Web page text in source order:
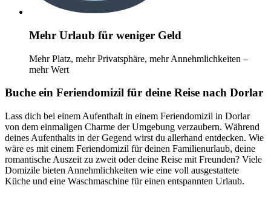
Mehr Urlaub für weniger Geld
Mehr Platz, mehr Privatsphäre, mehr Annehmlichkeiten –
mehr Wert
Buche ein Feriendomizil für deine Reise nach Dorlar
Lass dich bei einem Aufenthalt in einem Feriendomizil in Dorlar
von dem einmaligen Charme der Umgebung verzaubern. Während
deines Aufenthalts in der Gegend wirst du allerhand entdecken. Wie
wäre es mit einem Feriendomizil für deinen Familienurlaub, deine
romantische Auszeit zu zweit oder deine Reise mit Freunden? Viele
Domizile bieten Annehmlichkeiten wie eine voll ausgestattete
Küche und eine Waschmaschine für einen entspannten Urlaub.